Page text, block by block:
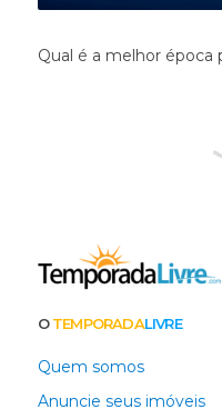
Qual é a melhor época
OTEMPORADALIVRE
Quem somos
Anuncie seus imóveis